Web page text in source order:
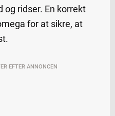
og ridser. En korrekt
for at sikre, at
EFTER ANNONCEN